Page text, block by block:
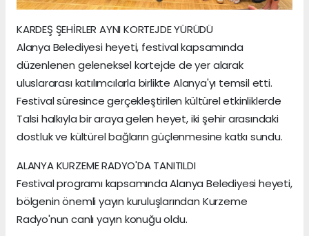
KARDEŞ ŞEHİRLER AYNI KORTEJDE YÜRÜDÜ
Alanya Belediyesi heyeti, festival kapsamında
düzenlenen geleneksel kortejde de yer alarak
uluslararası katılımcılarla birlikte Alanya'yı temsil etti.
Festival süresince gerçekleştirilen kültürel etkinliklerde
Talsi halkıyla bir araya gelen heyet, iki şehir arasındaki
dostluk ve kültürel bağların güçlenmesine katkı sundu.
ALANYA KURZEME RADYO'DA TANITILDI
Festival programı kapsamında Alanya Belediyesi heyeti,
bölgenin önemli yayın kuruluşlarından Kurzeme
Radyo'nun canlı yayın konuğu oldu.